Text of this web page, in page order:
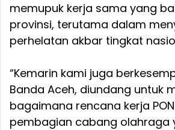
memupuk kerja sama yang
provinsi, terutama dalam
perhelatan akbar tingkat
“Kemarin kami juga
Banda Aceh, diundang untuk
bagaimana rencana kerja
pembagian cabang olahraga